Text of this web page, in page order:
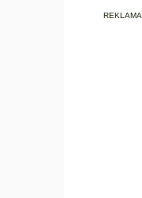
REKLAMA